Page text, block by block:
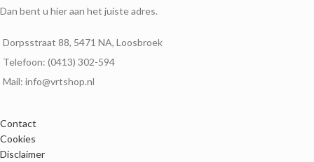
Dan bent u hier aan het juiste adres.
Dorpsstraat 88, 5471 NA, Loosbroek
Telefoon: (0413) 302-594
Mail: info@vrtshop.nl
Contact
Cookies
Disclaimer